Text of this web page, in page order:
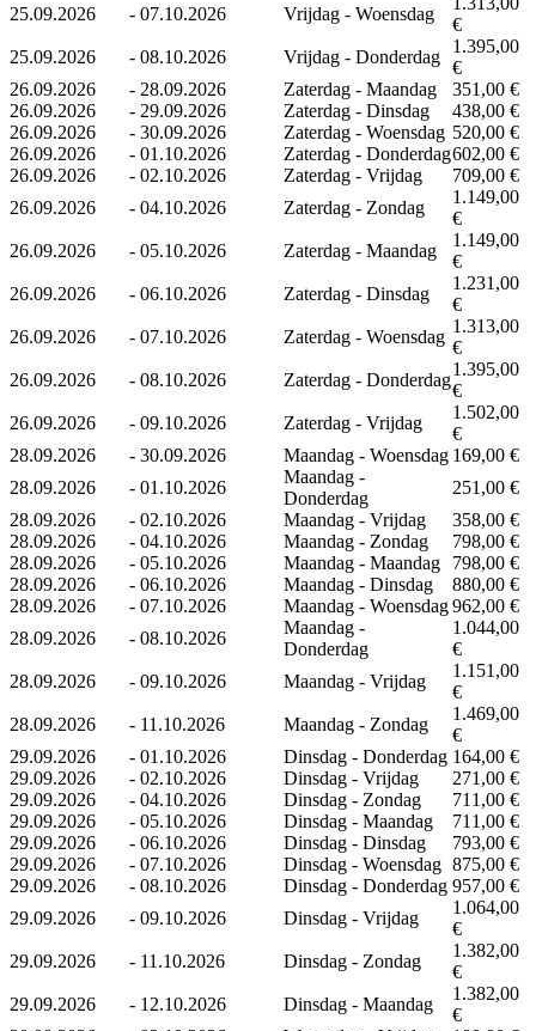
25.09.2026
- 07.10.2026 Vrijdag - Woensdag
€
25.09.2026
- 08.10.2026 Vrijdag - Donderdag
1.395,00
€
26.09.2026
- 28.09.2026 Zaterdag - Maandag
351,00 €
26.09.2026
- 29.09.2026 Zaterdag - Dinsdag
438,00 €
26.09.2026
- 30.09.2026 Zaterdag - Woensdag 520,00 €
26.09.2026
- 01.10.2026 Zaterdag - Donderdag602,00 €
26.09.2026
- 02.10.2026 Zaterdag - Vrijdag
709,00 €
26.09.2026
- 04.10.2026 Zaterdag - Zondag
1.149,00
€
26.09.2026
- 05.10.2026 Zaterdag - Maandag
1.149,00
€
26.09.2026
- 06.10.2026 Zaterdag - Dinsdag
1.231,00
€
26.09.2026
- 07.10.2026 Zaterdag - Woensdag
1.313,00
€
26.09.2026
- 08.10.2026 Zaterdag - Donderdag
1.395,00
€
26.09.2026
- 09.10.2026 Zaterdag - Vrijdag
1.502,00
€
28.09.2026
- 30.09.2026 Maandag - Woensdag 169,00 €
28.09.2026
- 01.10.2026
Maandag -
Donderdag
251,00 €
28.09.2026
- 02.10.2026 Maandag - Vrijdag
358,00 €
28.09.2026
- 04.10.2026 Maandag - Zondag
798,00 €
28.09.2026
- 05.10.2026 Maandag - Maandag
798,00 €
28.09.2026
- 06.10.2026 Maandag - Dinsdag
880,00 €
28.09.2026
- 07.10.2026 Maandag - Woensdag962,00 €
28.09.2026
- 08.10.2026
Maandag -
Donderdag
1.044,00
€
28.09.2026
- 09.10.2026 Maandag - Vrijdag
1.151,00
€
28.09.2026
- 11.10.2026 Maandag - Zondag
1.469,00
€
29.09.2026
- 01.10.2026 Dinsdag - Donderdag 164,00 €
29.09.2026
- 02.10.2026 Dinsdag - Vrijdag
271,00 €
29.09.2026
- 04.10.2026 Dinsdag - Zondag
711,00 €
29.09.2026
- 05.10.2026 Dinsdag - Maandag
711,00 €
29.09.2026
- 06.10.2026 Dinsdag - Dinsdag
793,00 €
29.09.2026
- 07.10.2026 Dinsdag - Woensdag 875,00 €
29.09.2026
- 08.10.2026 Dinsdag - Donderdag 957,00 €
29.09.2026
- 09.10.2026 Dinsdag - Vrijdag
1.064,00
€
29.09.2026
- 11.10.2026 Dinsdag - Zondag
1.382,00
€
29.09.2026
- 12.10.2026 Dinsdag - Maandag
1.382,00
€